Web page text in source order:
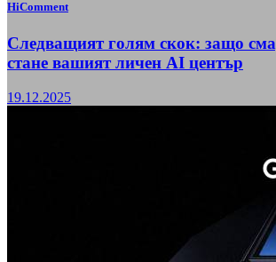
HiComment
Следващият голям скок: защо
стане вашият личен AI център
19.12.2025